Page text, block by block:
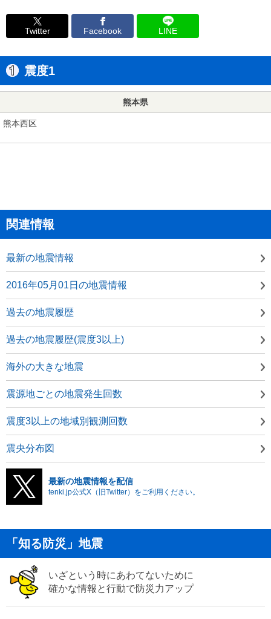
Twitter Facebook LINE
震度1
熊本県
熊本西区
関連情報
最新の地震情報
2016年05月01日の地震情報
過去の地震履歴
過去の地震履歴(震度3以上)
海外の大きな地震
震源地ごとの地震発生回数
震度3以上の地域別観測回数
震央分布図
最新の地震情報を配信
tenki.jp公式X（旧Twitter）をご利用ください。
「知る防災」地震
いざという時にあわてないために
確かな情報と行動で防災力アップ